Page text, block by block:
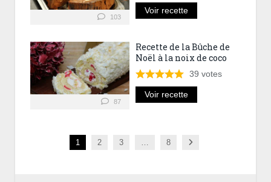
103
Voir recette
87
Recette de la Bûche de
Noël à la noix de coco
39 votes
Voir recette
1 2 3 8 Next